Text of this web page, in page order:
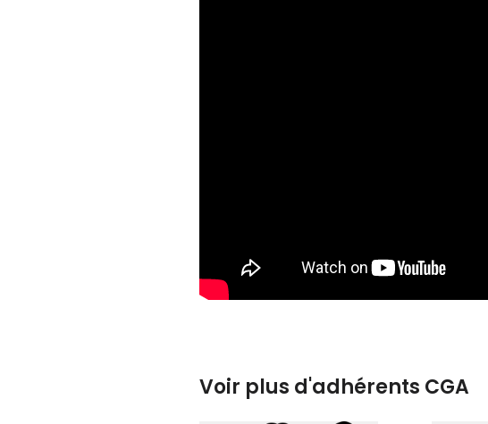
Voir plus d'adhérents CGA